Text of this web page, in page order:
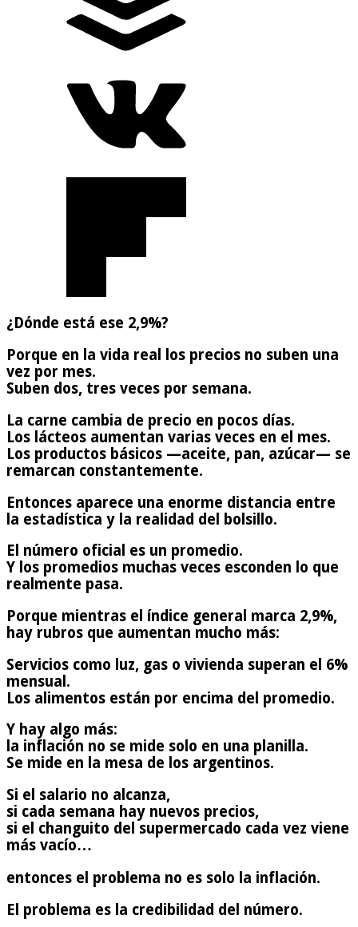
¿Dónde está ese 2,9%?
Porque en la vida real los precios no suben una
vez por mes.
Suben dos, tres veces por semana.
La carne cambia de precio en pocos días.
Los lácteos aumentan varias veces en el mes.
Los productos básicos —aceite, pan, azúcar— se
remarcan constantemente.
Entonces aparece una enorme distancia entre
la estadística y la realidad del bolsillo.
El número oficial es un promedio.
Y los promedios muchas veces esconden lo que
realmente pasa.
Porque mientras el índice general marca 2,9%,
hay rubros que aumentan mucho más:
Servicios como luz, gas o vivienda superan el 6%
mensual.
Los alimentos están por encima del promedio.
Y hay algo más:
la inflación no se mide solo en una planilla.
Se mide en la mesa de los argentinos.
Si el salario no alcanza,
si cada semana hay nuevos precios,
si el changuito del supermercado cada vez viene
más vacío…
entonces el problema no es solo la inflación.
El problema es la credibilidad del número.